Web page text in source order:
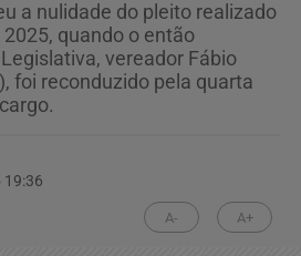
a nulidade do pleito realizado
quando o então
vereador Fábio
foi reconduzido pela quarta
A- A+